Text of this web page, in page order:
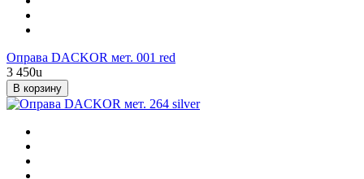
Оправа DACKOR мет. 001 red
3 450u
В корзину